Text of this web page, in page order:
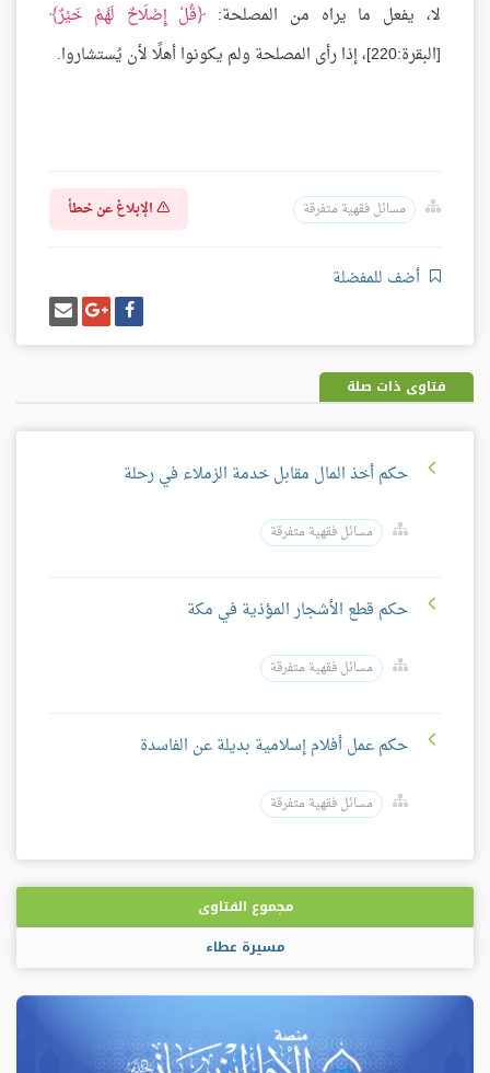
لا، يفعل ما يراه من المصلحة:
قُلْ إِصْلَاحٌ لَهُمْ خَيْرٌ
[البقرة:220]، إذا رأى المصلحة ولم يكونوا أهلًا لأن يُستشاروا.
مسائل فقهية متفرقة الإبلاغ عن خطأ
أضف للمفضلة
شارك
على
فيسبوك
شارك
على
غوغل
بلس
إرسل
إيميل
فتاوى ذات صلة
حكم أخذ المال مقابل خدمة الزملاء في رحلة
مسائل فقهية متفرقة
حكم قطع الأشجار المؤذية في مكة
مسائل فقهية متفرقة
حكم عمل أفلام إسلامية بديلة عن الفاسدة
مسائل فقهية متفرقة
مجموع الفتاوى
مسيرة عطاء